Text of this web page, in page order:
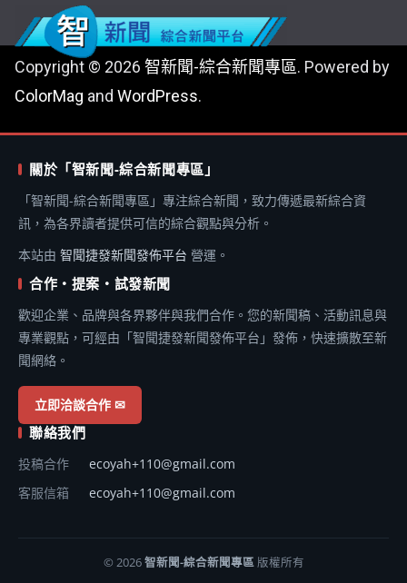
Copyright © 2026 智新聞-綜合新聞專區. Powered by
ColorMag and WordPress.
關於「智新聞-綜合新聞專區」
「智新聞-綜合新聞專區」專注綜合新聞，致力傳遞最新綜合資
訊，為各界讀者提供可信的綜合觀點與分析。
本站由 智聞捷發新聞發佈平台 營運。
合作・提案・試發新聞
歡迎企業、品牌與各界夥伴與我們合作。您的新聞稿、活動訊息與
專業觀點，可經由「智聞捷發新聞發佈平台」發佈，快速擴散至新
聞網絡。
立即洽談合作 ✉
聯絡我們
投稿合作
ecoyah+110@gmail.com
客服信箱
ecoyah+110@gmail.com
© 2026智新聞-綜合新聞專區版權所有